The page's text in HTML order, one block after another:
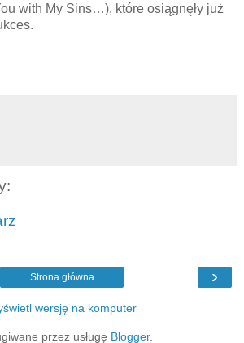
with My Sins…), które osiągnęły już
›
Strona główna
wersję na komputer
przez usługę Blogger.